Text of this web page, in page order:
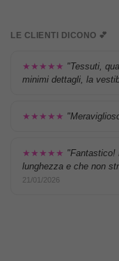
LE CLIENTI DICONO 💕
★★★★★ "Tessuti,
minimi dettagli, la
★★★★★
★★★★★ "Fantastico!
lunghezza e che non
21/01/2026